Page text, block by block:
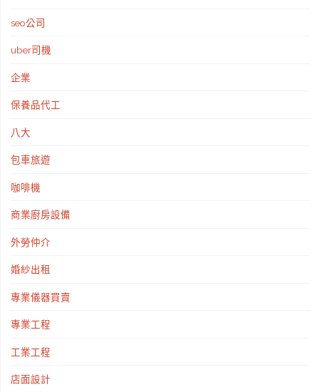
seo公司
uber司機
企業
保養品代工
八大
包車旅遊
咖啡機
商業廚房設備
外勞仲介
婚紗出租
專業儀器買賣
專業工程
工業工程
店面設計